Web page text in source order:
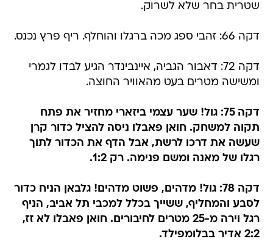
שטרית בחר שלא לשרוק.
דקה 66: זהבי ספג מכה ברגלו והוחלף. ריף פרץ נכנס.
דקה 72: דאבור הגביה, איינבינדר הגיע לבדו לגמרי
ומשישה מטרים בעט מהאוויר החוצה.
דקה 75: גול! שער עצמי ביזארי מחזיר את פתח
תקוה למשחק. חואן פאבלו ניסה להציל כדור קרן
שעשה את דרכו לרשת, אבל הדף את הכדור לתוך
רגלו של מאנה ומשם פנימה. רק 1:2.
דקה 78: גול! מדהים, פשוט מדהים! גלבאן הניח כדור
לסבע והמחליף, ששייך בכלל למכבי תל אביב, הניף
רגל וירה מ-25 מטרים לחיבורים. חואן פאבלו לא זז,
2:2 אדיר בבלומפילד.